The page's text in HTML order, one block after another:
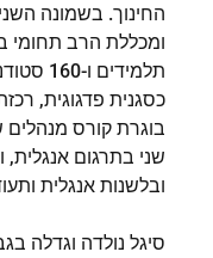
החינוך. בשמונה
כסגנית פדגוגית,
בוגרת קורס
שני בתרגום
ובלשנות אנגלית
סיגל נולדה וגדלה